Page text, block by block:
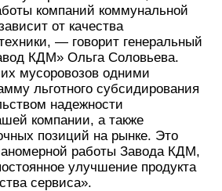
компаний коммунальной
от качества
— говорит генеральный
КДМ» Ольга Соловьева.
мусоровозов одними
льготного субсидирования
надежности
компании, а также
позиций на рынке. Это
работы Завода КДМ,
улучшение продукта
сервиса».